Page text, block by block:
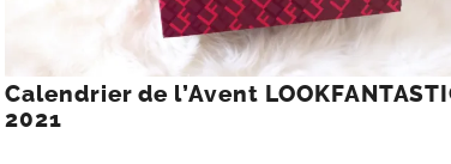
Calendrier de l’Avent
2021